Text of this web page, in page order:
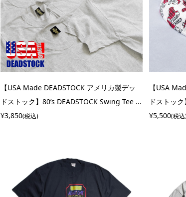
【USA Made DEADSTOCK アメリカ製デッ
ドストック】80’s DEADSTOCK Swing Tee ...
¥3,850(税込)
【USA
ドストッ
¥5,500(税込)